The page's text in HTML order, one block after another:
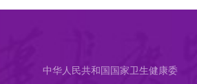
中华人民共和国国家卫生健康委